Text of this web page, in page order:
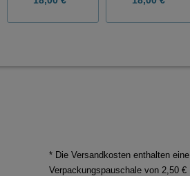
* Die Versandkosten enthalten eine
Verpackungspauschale von 2,50 €